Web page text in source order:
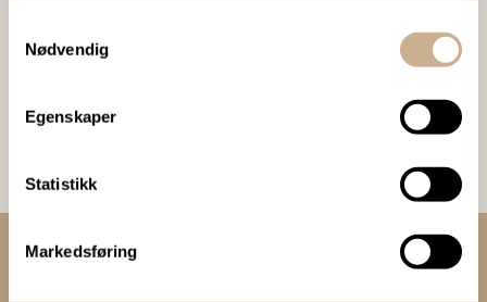
Nødvendig
Egenskaper
Statistikk
Markedsføring
og mikroskopi.
Bestill Ortomedia